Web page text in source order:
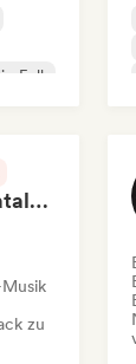
Folk
Rob Tavaglione/Catalyst Recording
zu